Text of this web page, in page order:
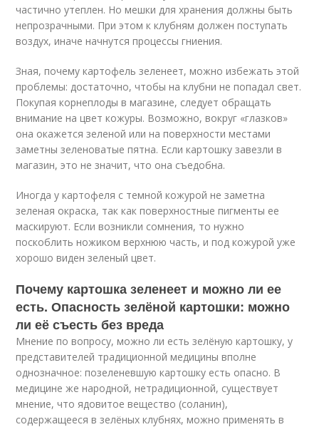
частично утеплен. Но мешки для хранения должны быть
непрозрачными. При этом к клубням должен поступать
воздух, иначе начнутся процессы гниения.
Зная, почему картофель зеленеет, можно избежать этой
проблемы: достаточно, чтобы на клубни не попадал свет.
Покупая корнеплоды в магазине, следует обращать
внимание на цвет кожуры. Возможно, вокруг «глазков»
она окажется зеленой или на поверхности местами
заметны зеленоватые пятна. Если картошку завезли в
магазин, это не значит, что она съедобна.
Иногда у картофеля с темной кожурой не заметна
зеленая окраска, так как поверхностные пигменты ее
маскируют. Если возникли сомнения, то нужно
поскоблить ножиком верхнюю часть, и под кожурой уже
хорошо виден зеленый цвет.
Почему картошка зеленеет и можно ли ее
есть. Опасность зелёной картошки: можно
ли её съесть без вреда
Мнение по вопросу, можно ли есть зелёную картошку, у
представителей традиционной медицины вполне
однозначное: позеленевшую картошку есть опасно. В
медицине же народной, нетрадиционной, существует
мнение, что ядовитое вещество (соланин),
содержащееся в зелёных клубнях, можно применять в